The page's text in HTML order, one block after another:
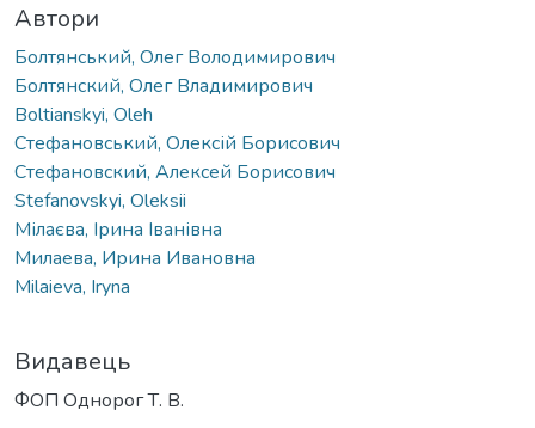
Автори
Болтянський, Олег Володимирович
Болтянский, Олег Владимирович
Boltianskyi, Oleh
Стефановський, Олексій Борисович
Стефановский, Алексей Борисович
Stefanovskyi, Oleksii
Мілаєва, Ірина Іванівна
Милаева, Ирина Ивановна
Milaieva, Iryna
Видавець
ФОП Однорог Т. В.